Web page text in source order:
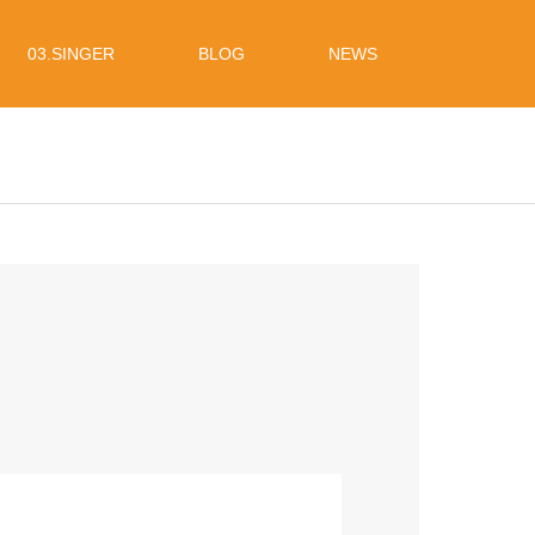
03.SINGER BLOG NEWS